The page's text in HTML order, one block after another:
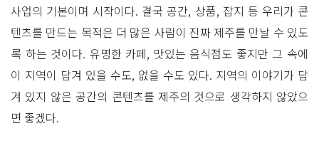
사업의 기본이며 시작이다. 결국 공간, 상품, 잡지 등 우리가 콘
텐츠를 만드는 목적은 더 많은 사람이 진짜 제주를 만날 수 있도
록 하는 것이다. 유명한 카페, 맛있는 음식점도 좋지만 그 속에
이 지역이 담겨 있을 수도, 없을 수도 있다. 지역의 이야기가 담
겨 있지 않은 공간의 콘텐츠를 제주의 것으로 생각하지 않았으
면 좋겠다.